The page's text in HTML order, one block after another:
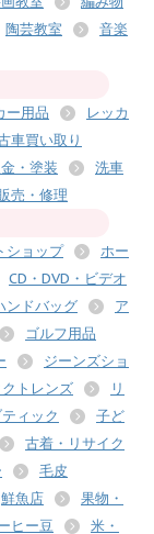
陶芸教室
音楽
ー用品
レッカ
車買い取り
・塗装
洗車
売・修理
ショップ
ホー
CD・DVD・ビデオ
ンドバッグ
ア
ゴルフ用品
ジーンズショ
トレンズ
リ
ィック
子ど
古着・リサイク
毛皮
鮮魚店
果物・
ヒー豆
米・